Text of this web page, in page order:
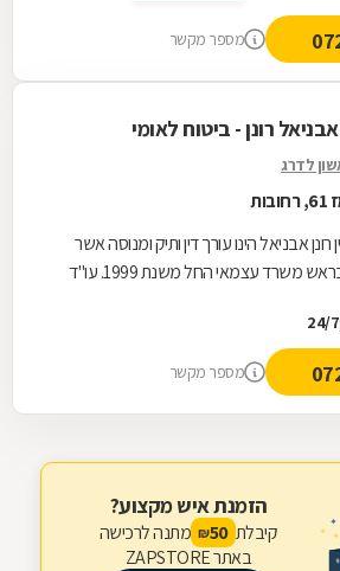
מספר מקשר
רונן - ביטוח לאומי
לדרג
רונן אבניאל הינו עורך דין ותיק ומנוסה אשר
עומד בראש משרד עצמאי החל משנת 1999. עו"ד
24/7
מספר מקשר
הזמנת איש מקצוע?
קיבלת 50
₪ מתנה לרכישה
באתר ZAPSTORE